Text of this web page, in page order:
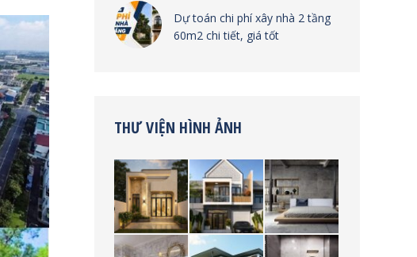
Dự toán chi phí xây nhà 2 tầng
60m2 chi tiết, giá tốt
THƯ VIỆN HÌNH ẢNH